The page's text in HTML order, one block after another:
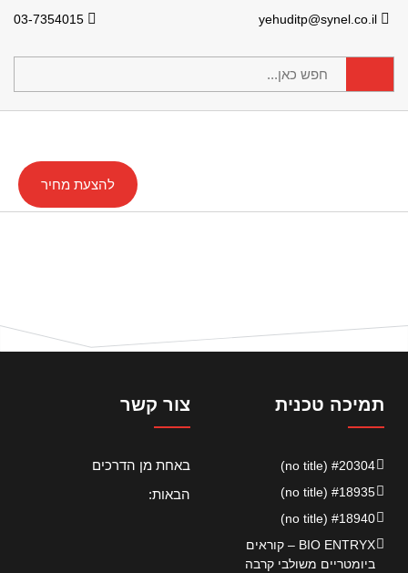
להצעת מחיר
צור קשר
באחת מן הדרכים
הבאות:
תמיכה טכנית
#20304 (no title)
#18935 (no title)
#18940 (no title)
BIO ENTRYX – קוראים
ביומטריים משולבי קרבה